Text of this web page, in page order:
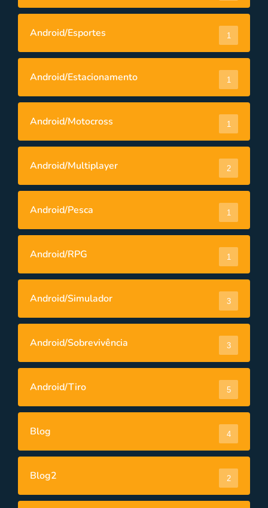
Android/Esportes 1
Android/Estacionamento 1
Android/Motocross 1
Android/Multiplayer 2
Android/Pesca 1
Android/RPG 1
Android/Simulador 3
Android/Sobrevivência 3
Android/Tiro 5
Blog 4
Blog2 2